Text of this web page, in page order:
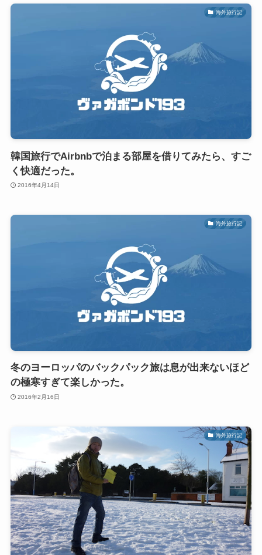
海外旅行記
韓国旅行でAirbnbで泊まる部屋を借りてみたら、すご
く快適だった。
2016年4月14日
海外旅行記
冬のヨーロッパのバックパック旅は息が出来ないほど
の極寒すぎて楽しかった。
2016年2月16日
海外旅行記